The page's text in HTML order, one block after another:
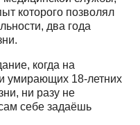
которого позволял
два года
когда на
умирающих 18-летних
ни разу не
себе задаёшь